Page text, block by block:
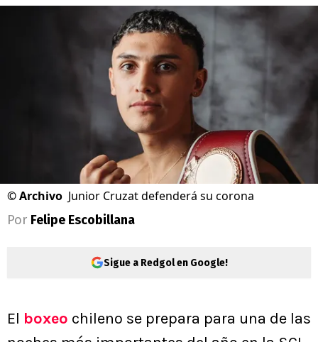
©Archivo Junior Cruzat defenderá su corona
Por Felipe Escobillana
Sigue a Redgol en Google!
El boxeo chileno se prepara para una de las